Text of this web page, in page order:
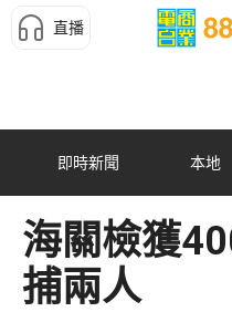
直播
即時新聞 本地
海關檢獲
捕兩人